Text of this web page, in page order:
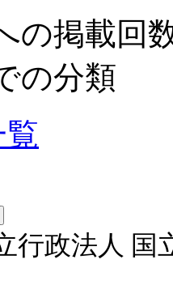
の掲載回
の分類
行政法人 国